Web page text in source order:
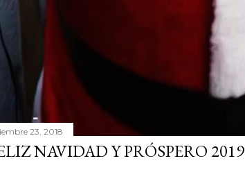
23, 2018
NAVIDAD Y PRÓSPERO 2019